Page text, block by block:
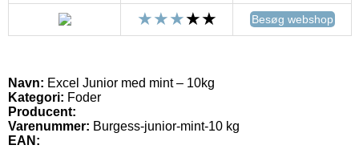
Besøg webshop
Navn: Excel Junior med mint – 10kg
Kategori: Foder
Producent:
Varenummer: Burgess-junior-mint-10 kg
EAN: